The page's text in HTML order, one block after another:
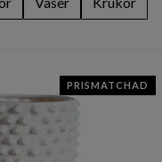
PRISMATCHAD